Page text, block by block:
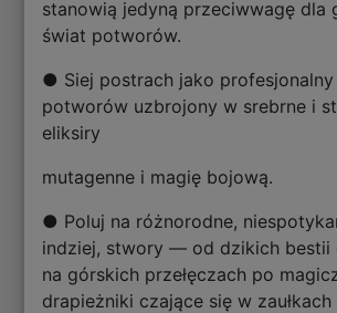
stanowią jedyną przeciwwagę dla
świat potworów.
● Siej postrach jako profesjonalny
potworów uzbrojony w srebrne i
eliksiry
mutagenne i magię bojową.
● Poluj na różnorodne,
indziej, stwory — od dzikich bestii
na górskich przełęczach po
drapieżniki czające się w